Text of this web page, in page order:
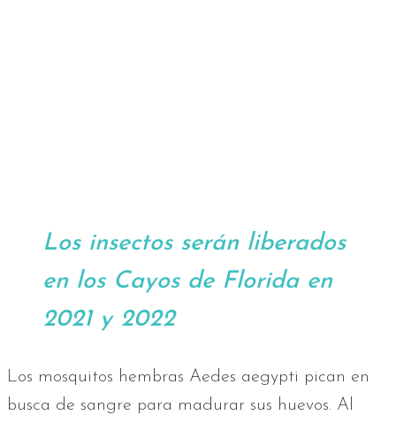
Los insectos serán liberados
en los Cayos de Florida en
2021 y 2022
Los mosquitos hembras Aedes aegypti pican en
busca de sangre para madurar sus huevos. Al